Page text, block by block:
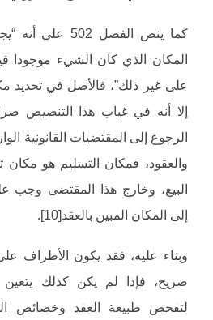
كما ينص الفصل
المكان الذي كان الشيء موجودا
على غير ذلك”، فالأصل في تحديد
إلا أنه في غياب هذا التنصيص
الرجوع إلى المقتضيات القانونية
والعقود، فمكان التسليم هو مكان
البيع، وخارج هذا المقتضى وجب
إلى المكان المبين بالعقد[10].
وبناء عليه، فقد يكون الأطراف
صريح، فإذا لم يكن كذلك
لتفحص طبيعة العقد وخصائص